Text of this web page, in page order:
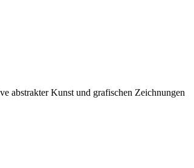
abstrakter Kunst und grafischen Zeichnungen